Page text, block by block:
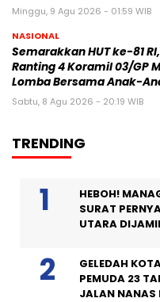
Minggu, 9 Agu 2026 - 01:59 WIB
NASIONAL
Semarakkan HUT ke-81
Ranting 4 Koramil 03/GP
Lomba Bersama Anak-
Sabtu, 8 Agu 2026 - 20:19 WIB
TRENDING
HEBOH!
SURAT
UTARA
GELEDAH
PEMUDA 23
JALAN NANAS